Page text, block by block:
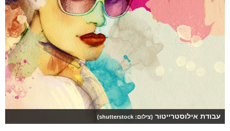
עבודת אילוסטרייטור (צילום: shutterstock)